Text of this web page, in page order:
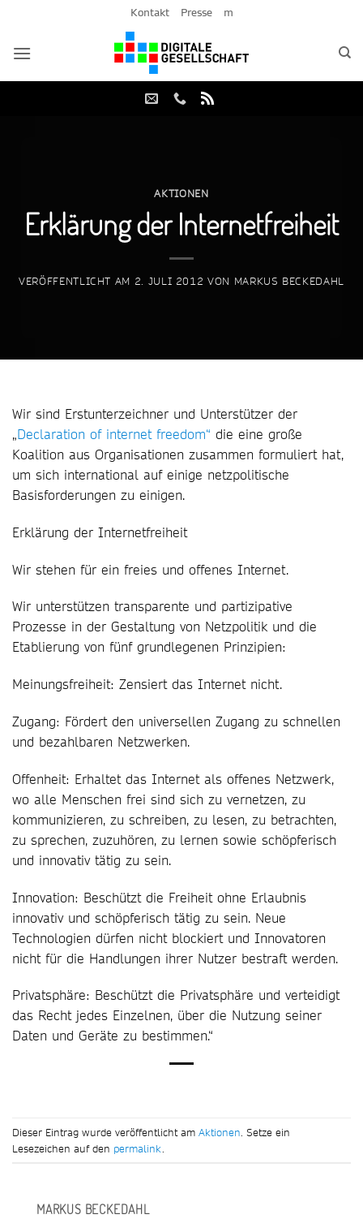
springen
Kontakt Presse m
AKTIONEN
Erklärung der Internetfreiheit
VERÖFFENTLICHT AM 2. JULI 2012 VON MARKUS BECKEDAHL
Wir sind Erstunterzeichner und Unterstützer der
„Declaration of internet freedom“ die eine große
Koalition aus Organisationen zusammen formuliert hat,
um sich international auf einige netzpolitische
Basisforderungen zu einigen.
Erklärung der Internetfreiheit
Wir stehen für ein freies und offenes Internet.
Wir unterstützen transparente und partizipative
Prozesse in der Gestaltung von Netzpolitik und die
Etablierung von fünf grundlegenen Prinzipien:
Meinungsfreiheit: Zensiert das Internet nicht.
Zugang: Fördert den universellen Zugang zu schnellen
und bezahlbaren Netzwerken.
Offenheit: Erhaltet das Internet als offenes Netzwerk,
wo alle Menschen frei sind sich zu vernetzen, zu
kommunizieren, zu schreiben, zu lesen, zu betrachten,
zu sprechen, zuzuhören, zu lernen sowie schöpferisch
und innovativ tätig zu sein.
Innovation: Beschützt die Freiheit ohne Erlaubnis
innovativ und schöpferisch tätig zu sein. Neue
Technologien dürfen nicht blockiert und Innovatoren
nicht für die Handlungen ihrer Nutzer bestraft werden.
Privatsphäre: Beschützt die Privatsphäre und verteidigt
das Recht jedes Einzelnen, über die Nutzung seiner
Daten und Geräte zu bestimmen.“
Dieser Eintrag wurde veröffentlicht am Aktionen . Setze ein
Lesezeichen auf den permalink
MARKUS BECKEDAHL